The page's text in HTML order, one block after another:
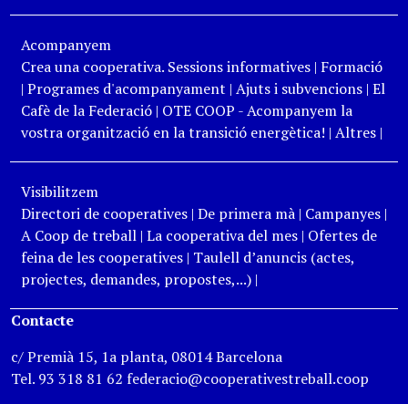
Acompanyem
Crea una cooperativa. Sessions informatives| Formació
| Programes d'acompanyament | Ajuts i subvencions| El
Cafè de la Federació| OTE COOP - Acompanyem la
vostra organització en la transició energètica! | Altres|
Visibilitzem
Directori de cooperatives| De primera mà| Campanyes|
A Coop de treball| La cooperativa del mes| Ofertes de
feina de les cooperatives| Taulell d’anuncis (actes,
projectes, demandes, propostes,...)|
Contacte
c/ Premià 15, 1a planta, 08014 Barcelona
Tel. 93 318 81 62 federacio@cooperativestreball.coop